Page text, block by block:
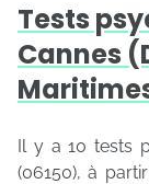
Annulation
Médecins
Tests
Cannes
Il y a 10 tests
(06150), à